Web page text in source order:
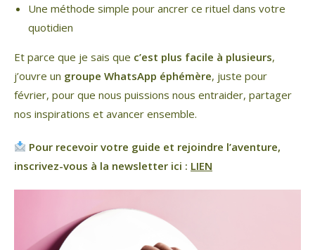
Une méthode simple pour ancrer ce rituel dans votre
quotidien
Et parce que je sais que c’est plus facile à plusieurs,
j’ouvre un groupe WhatsApp éphémère, juste pour
février, pour que nous puissions nous entraider, partager
nos inspirations et avancer ensemble.
Pour recevoir votre guide et rejoindre l’aventure,
inscrivez-vous à la newsletter ici : LIEN